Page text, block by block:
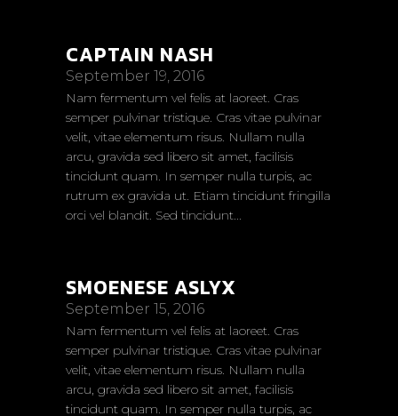
CAPTAIN NASH
September 19, 2016
Nam fermentum vel felis at laoreet. Cras
semper pulvinar tristique. Cras vitae pulvinar
velit, vitae elementum risus. Nullam nulla
arcu, gravida sed libero sit amet, facilisis
tincidunt quam. In semper nulla turpis, ac
rutrum ex gravida ut. Etiam tincidunt fringilla
orci vel blandit. Sed tincidunt...
SMOENESE ASLYX
September 15, 2016
Nam fermentum vel felis at laoreet. Cras
semper pulvinar tristique. Cras vitae pulvinar
velit, vitae elementum risus. Nullam nulla
arcu, gravida sed libero sit amet, facilisis
tincidunt quam. In semper nulla turpis, ac